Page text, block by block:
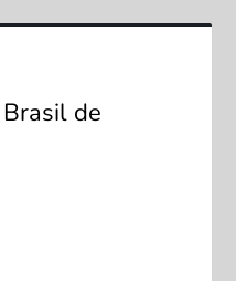
de